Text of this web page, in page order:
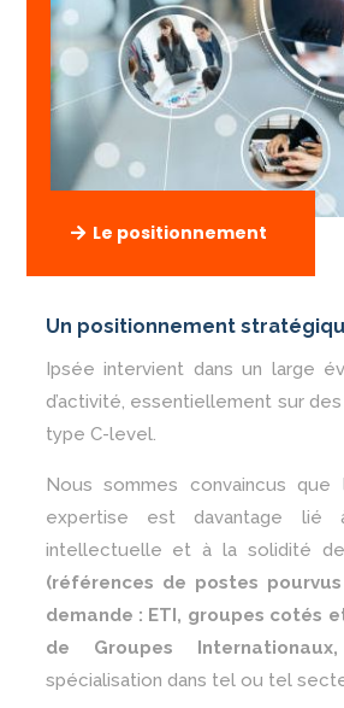
Le positionnement
Un positionnement
Ipsée intervient dans un large
d’activité, essentiellement sur
type C-level.
Nous sommes convaincus
expertise est davantage lié
intellectuelle et à la solidité
(références de postes
demande : ETI, groupes cotés
de Groupes
spécialisation dans tel ou tel